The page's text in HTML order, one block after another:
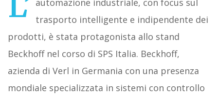
automazione industriale, con focus sul
trasporto intelligente e indipendente dei
prodotti, è stata protagonista allo stand
Beckhoff nel corso di SPS Italia. Beckhoff,
azienda di Verl in Germania con una presenza
mondiale specializzata in sistemi con controllo